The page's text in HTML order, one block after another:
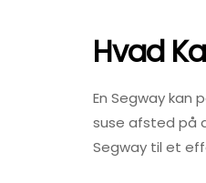
Hvad
En Segway kan
suse afsted på
Segway til et